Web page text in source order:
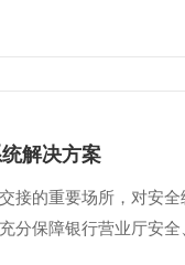
解决方案
接的重要场所，对安
分保障银行营业厅安